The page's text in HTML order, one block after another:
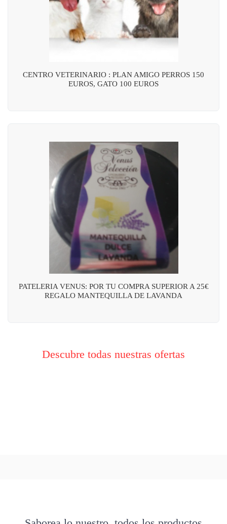
CENTRO VETERINARIO : PLAN AMIGO PERROS 150
EUROS, GATO 100 EUROS
PATELERIA VENUS: POR TU COMPRA SUPERIOR A 25€
REGALO MANTEQUILLA DE LAVANDA
Descubre todas nuestras ofertas